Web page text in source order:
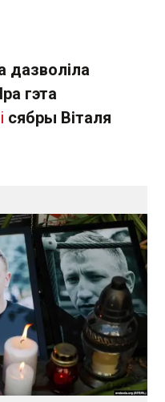
дазволіла
гэта
сябры Віталя